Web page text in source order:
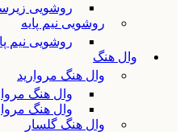
روشویی
روشویی نیم پایه
روشویی نیم
وال هنگ
وال هنگ مروارید
وال هنگ
وال هنگ
وال هنگ گلسار